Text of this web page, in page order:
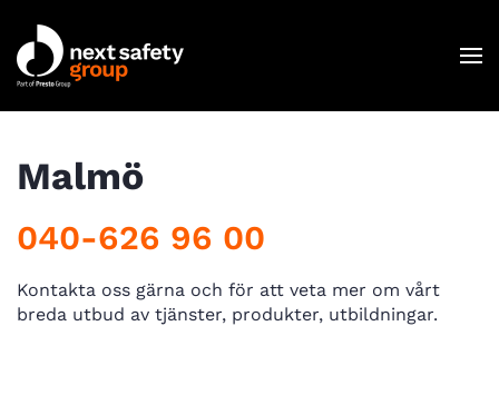
Skip to main content
Malmö
040-626 96 00
Kontakta oss gärna och för att veta mer om vårt
breda utbud av tjänster, produkter, utbildningar.